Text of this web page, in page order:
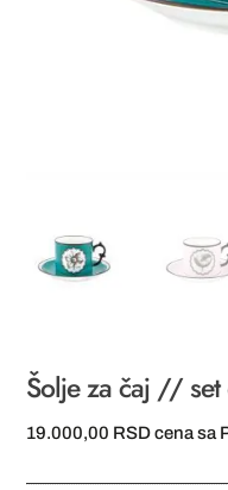
Šolje za čaj //
19.000,00 RSD cena sa